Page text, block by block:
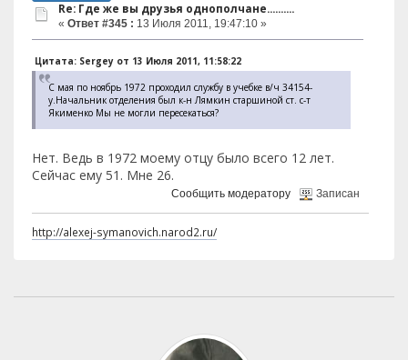
Re: Где же вы друзья однополчане..........
« Ответ #345 : 13 Июля 2011, 19:47:10 »
Цитата: Sergey от 13 Июля 2011, 11:58:22
С мая по ноябрь 1972 проходил службу в учебке в/ч 34154-
у.Начальник отделения был к-н Лямкин старшиной ст. с-т
Якименко Мы не могли пересекаться?
Нет. Ведь в 1972 моему отцу было всего 12 лет.
Сейчас ему 51. Мне 26.
Сообщить модератору Записан
http://alexej-symanovich.narod2.ru/